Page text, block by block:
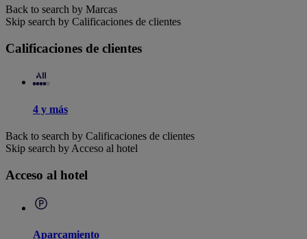
Back to search by Marcas
Skip search by Calificaciones de clientes
Calificaciones de clientes
4 y más
Back to search by Calificaciones de clientes
Skip search by Acceso al hotel
Acceso al hotel
Aparcamiento